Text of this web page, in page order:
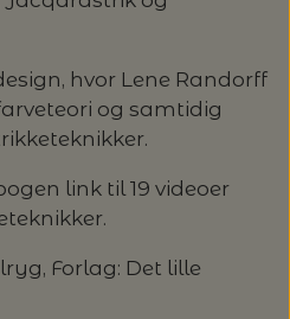
- SPAR 20%
- SPAR 30-35%
KITS
GARN
- LEKNIT
KNITWEAR
ROW
/ PINDEMÅLERE
FRA KNITPRO -
hvor Lene Randorff
og samtidig
link til 19 videoer
Forlag: Det lille